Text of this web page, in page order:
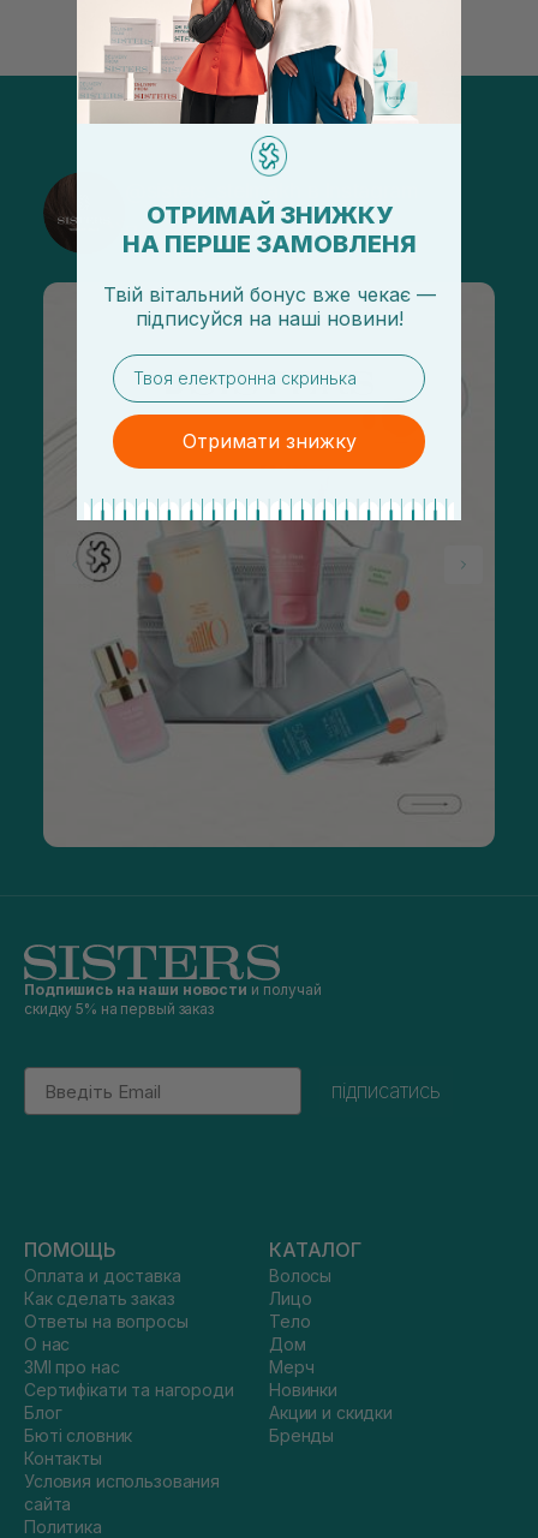
Подписаться
Подпишись на наши новости и получай
скидку 5% на первый заказ
Email
підписатись
ПОМОЩЬ
Оплата и доставка
Как сделать заказ
Ответы на вопросы
О нас
ЗМІ про нас
Сертифікати та нагороди
Блог
Бюті словник
Контакты
Условия использования
сайта
Политика
КАТАЛОГ
Волосы
Лицо
Тело
Дом
Мерч
Новинки
Акции и скидки
Бренды
ОТРИМАЙ ЗНИЖКУ
НА ПЕРШЕ ЗАМОВЛЕНЯ
Твій вітальний бонус вже чекає —
підписуйся на наші новини!
email
Отримати знижку